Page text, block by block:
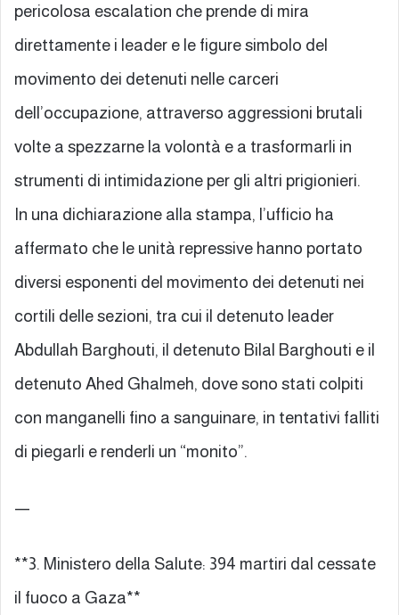
pericolosa escalation che prende di mira
direttamente i leader e le figure simbolo del
movimento dei detenuti nelle carceri
dell’occupazione, attraverso aggressioni brutali
volte a spezzarne la volontà e a trasformarli in
strumenti di intimidazione per gli altri prigionieri.
In una dichiarazione alla stampa, l’ufficio ha
affermato che le unità repressive hanno portato
diversi esponenti del movimento dei detenuti nei
cortili delle sezioni, tra cui il detenuto leader
Abdullah Barghouti, il detenuto Bilal Barghouti e il
detenuto Ahed Ghalmeh, dove sono stati colpiti
con manganelli fino a sanguinare, in tentativi falliti
di piegarli e renderli un “monito”.
—
**3. Ministero della Salute: 394 martiri dal cessate
il fuoco a Gaza**